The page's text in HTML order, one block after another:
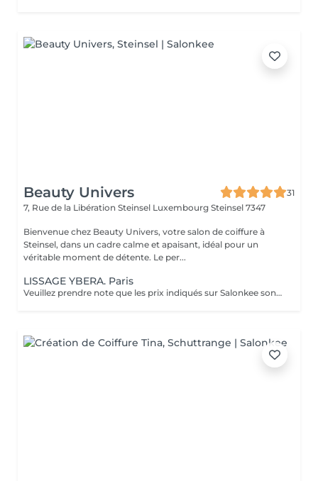
Beauty Univers
31
7, Rue de la Libération Steinsel Luxembourg Steinsel 7347
Bienvenue chez Beauty Univers, votre salon de coiffure à
Steinsel, dans un cadre calme et apaisant, idéal pour un
véritable moment de détente. Le per...
LISSAGE YBERA. Paris
Veuillez prendre note que les prix indiqués sur Salonkee sont communiqués à titre informatif et s'entendent de base. Ces derniers sont susceptibles de varier selon le diagnostic réalisé à votre arrivée au salon et l'expertise du professionnel à qui vous confiez votre beauté. Dans tous les cas, un devis précis vous sera proposé et toutes réalisations de prestations seront effectuées avec votre accord. Un grand merci d'avance pour votre compréhension. Au plaisir de vous revoir très vite.